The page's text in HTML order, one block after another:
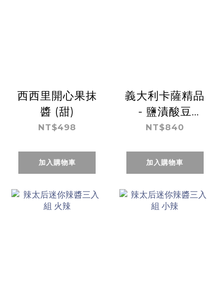
西西里開心果抹
醬 (甜)
NT$498
加入購物車
義大利卡薩精品
- 鹽漬酸豆
（1kg）
NT$840
加入購物車